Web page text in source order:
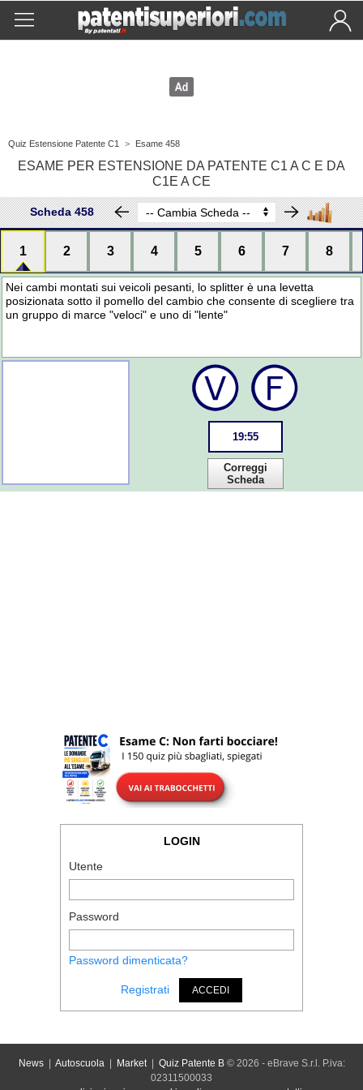
Quiz Estensione Patente C1 > Esame 458
ESAME PER ESTENSIONE DA PATENTE C1 A C E DA
C1E A CE
Scheda 458
1 2 3 4 5 6 7 8
Nei cambi montati sui veicoli pesanti, lo splitter è una levetta
posizionata sotto il pomello del cambio che consente di scegliere tra
un gruppo di marce "veloci" e uno di "lente"
19:55
Correggi
Scheda
LOGIN
Utente
Password
Password dimenticata?
Registrati ACCEDI
News| Autoscuola| Market| Quiz Patente B© 2026 - eBrave S.r.l. P.iva:
02311500033